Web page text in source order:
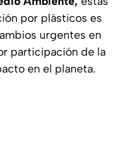
por plásticos es
urgentes en
participación de la
en el planeta.